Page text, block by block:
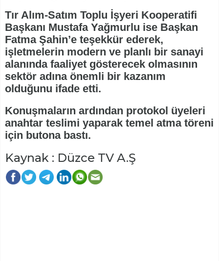
Tır Alım-Satım Toplu İşyeri Kooperatifi
Başkanı Mustafa Yağmurlu ise Başkan
Fatma Şahin’e teşekkür ederek,
işletmelerin modern ve planlı bir sanayi
alanında faaliyet gösterecek olmasının
sektör adına önemli bir kazanım
olduğunu ifade etti.
Konuşmaların ardından protokol üyeleri
anahtar teslimi yaparak temel atma töreni
için butona bastı.
Kaynak : Düzce TV A.Ş